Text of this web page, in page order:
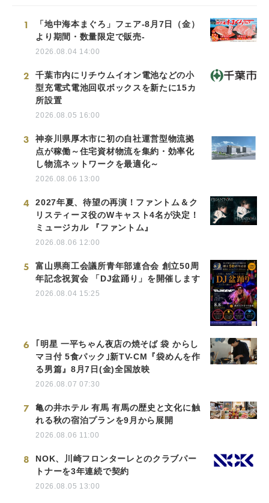
1
「地中海本まぐろ」フェア-8月7日（金）
より期間・数量限定で販売-
2026.08.04 14:00
2
千葉市内にリチウムイオン電池などの小
型充電式電池回収ボックスを新たに15カ
所設置
2026.08.05 16:00
3
神奈川県厚木市に初の自社運営型物流拠
点が稼働～住宅資材物流を集約・効率化
し物流ネットワークを最適化～
2026.08.06 13:00
4
2027年夏、待望の再演！ファントム＆ク
リスティーヌ役のWキャスト4名が決定！
ミュージカル 『ファントム』
2026.08.06 12:00
5
富山県商工会議所青年部連合会 創立50周
年記念祝賀会 「DJ盆踊り」を開催します
2026.08.04 15:25
6
｢明星 一平ちゃん夜店の焼そば 袋 からし
マヨ付 5食パック｣新TV-CM『袋めんを作
る男篇』8月7日(金)全国放映
2026.08.07 07:30
7
亀の井ホテル 有馬 有馬の歴史と文化に触
れる秋の宿泊プランを9月から展開
2026.08.06 11:00
8
NOK、川崎フロンターレとのクラブパー
トナーを3年連続で契約
2026.08.05 13:00